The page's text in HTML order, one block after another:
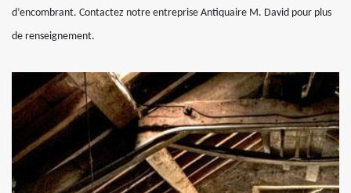
d’encombrant. Contactez notre entreprise Antiquaire M. David pour plus
de renseignement.